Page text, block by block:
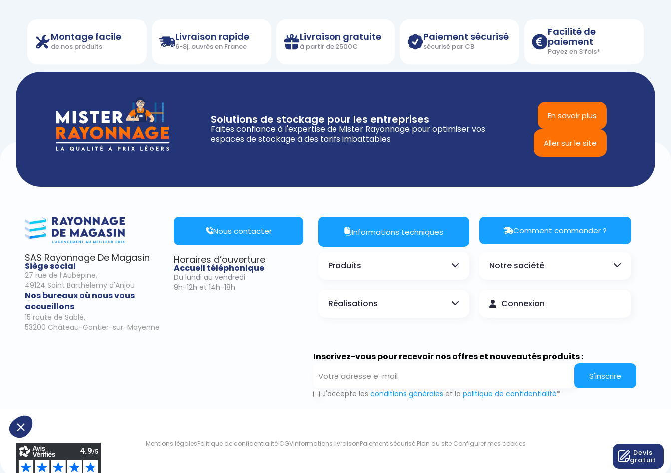
Devis
gratuit
Montage facile
de nos produits
Livraison rapide
6-8j. ouvrés en France
Livraison gratuite
à partir de 2500€
Paiement sécurisé
sécurisé par CB
Facilité de
paiement
Payez en 3 fois*
Solutions de stockage pour les entreprises
Faites confiance à l'expertise de Mister Rayonnage pour optimiser vos
espaces de stockage à des tarifs imbattables
En savoir plus
Aller sur le site
SAS Rayonnage De Magasin
Siège social
27 rue de l’Aubépine,
49124 Saint Barthélemy d'Anjou
Nos bureaux où nous vous
accueillons
15 route de Sablé,
53200 Château-Gontier-sur-Mayenne
Nous contacter
Horaires d’ouverture
Accueil téléphonique
Du lundi au vendredi
9h-12h et 14h-18h
Informations techniques Comment commander ?
Produits
Réalisations
Notre société
Connexion
Inscrivez-vous pour recevoir nos offres et nouveautés produits :
S'inscrire
J'accepte les conditions générales et la politique de confidentialité*
Mentions légalesPolitique de confidentialité CGVInformations livraisonPaiement sécurisé Plan du site Configurer mes cookies